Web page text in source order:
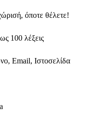
όποτε θέλετε!
100 λέξεις
Email, Ιστοσελίδα